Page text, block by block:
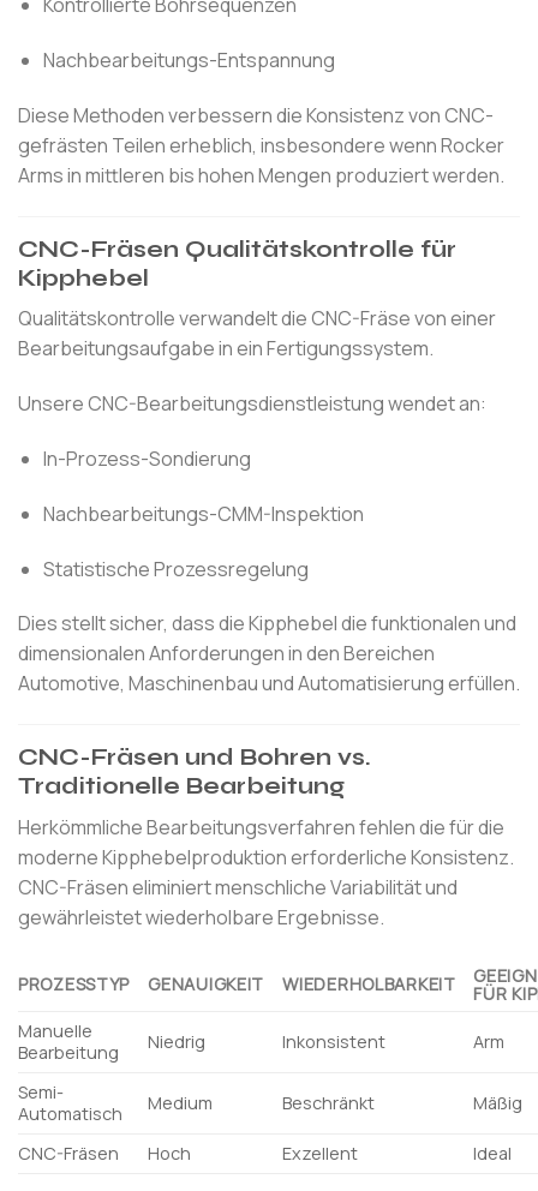
Nachbearbeitungs-Entspannung
Diese Methoden verbessern die Konsistenz von CNC-
gefrästen Teilen erheblich, insbesondere wenn Rocker
Arms in mittleren bis hohen Mengen produziert werden.
CNC-Fräsen Qualitätskontrolle für
Kipphebel
Qualitätskontrolle verwandelt die CNC-Fräse von einer
Bearbeitungsaufgabe in ein Fertigungssystem.
Unsere CNC-Bearbeitungsdienstleistung wendet an:
In-Prozess-Sondierung
Nachbearbeitungs-CMM-Inspektion
Statistische Prozessregelung
Dies stellt sicher, dass die Kipphebel die funktionalen und
dimensionalen Anforderungen in den Bereichen
Automotive, Maschinenbau und Automatisierung erfüllen.
CNC-Fräsen und Bohren vs.
Traditionelle Bearbeitung
Herkömmliche Bearbeitungsverfahren fehlen die für die
moderne Kipphebelproduktion erforderliche Konsistenz.
CNC-Fräsen eliminiert menschliche Variabilität und
gewährleistet wiederholbare Ergebnisse.
PROZESSTYP GENAUIGKEIT WIEDERHOLBARKEIT
FÜR
Manuelle
Bearbeitung
Niedrig Inkonsistent Arm
Semi-
Automatisch
Medium Beschränkt Mäßig
CNC-Fräsen Hoch Exzellent Ideal